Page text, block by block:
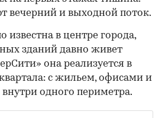
вечерний и выходной поток.
известна в центре города,
зданий давно живет
она реализуется в
с жильем, офисами и
одного периметра.